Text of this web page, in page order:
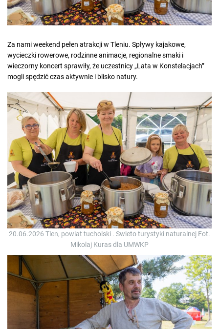
m
e
Za nami weekend pełen atrakcji w Tleniu. Spływy kajakowe,
wycieczki rowerowe, rodzinne animacje, regionalne smaki i
wieczorny koncert sprawiły, że uczestnicy „Lata w Konstelacjach”
mogli spędzić czas aktywnie i blisko natury.
20.06.2026 Tlen, powiat tucholski . Swieto turystyki naturalnej Fot.
Mikolaj Kuras dla UMWKP